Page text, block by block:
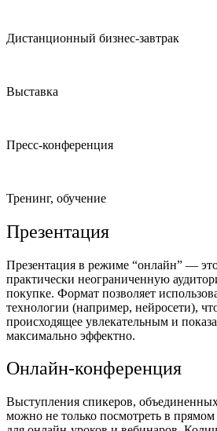
Дистанционный бизнес-завтрак
Выставка
Пресс-конференция
Тренинг, обучение
Презентация
Презентация в режиме “онлайн” —
практически неограниченную
покупке. Формат позволяет
технологии (например, нейросети),
происходящее увлекательным и
максимально эффектно.
Онлайн-конференция
Выступления спикеров,
можно не только посмотреть в